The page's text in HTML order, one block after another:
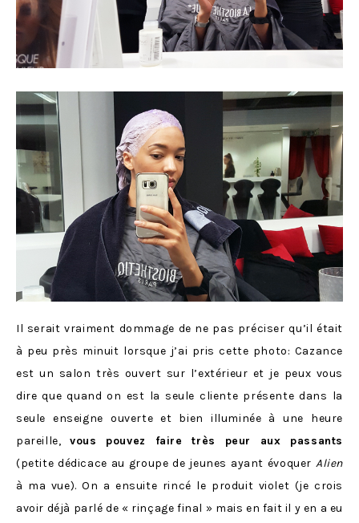
Il serait vraiment dommage de ne pas préciser qu’il était
à peu près minuit lorsque j’ai pris cette photo: Cazance
est un salon très ouvert sur l’extérieur et je peux vous
dire que quand on est la seule cliente présente dans la
seule enseigne ouverte et bien illuminée à une heure
pareille,vous pouvez faire très peur aux passants
(petite dédicace au groupe de jeunes ayant évoquer Alien
à ma vue). On a ensuite rincé le produit violet (je crois
avoir déjà parlé de « rinçage final » mais en fait il y en a eu